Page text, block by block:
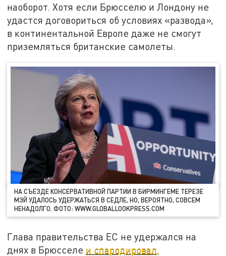
наоборот. Хотя если Брюсселю и Лондону не
удастся договориться об условиях «развода»,
в континентальной Европе даже не смогут
приземляться британские самолеты.
НА СЪЕЗДЕ КОНСЕРВАТИВНОЙ ПАРТИИ В БИРМИНГЕМЕ ТЕРЕЗЕ
МЭЙ УДАЛОСЬ УДЕРЖАТЬСЯ В СЕДЛЕ, НО, ВЕРОЯТНО, СОВСЕМ
НЕНАДОЛГО. ФОТО: WWW.GLOBALLOOKPRESS.COM
Глава правительства ЕС не удержался на
днях в Брюсселе и спародировал,